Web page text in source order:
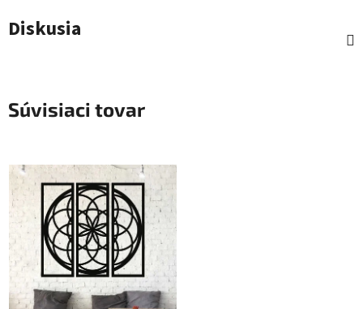
Diskusia
Súvisiaci tovar